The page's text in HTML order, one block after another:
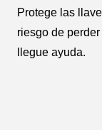
Protege las
riesgo de
llegue ayuda.